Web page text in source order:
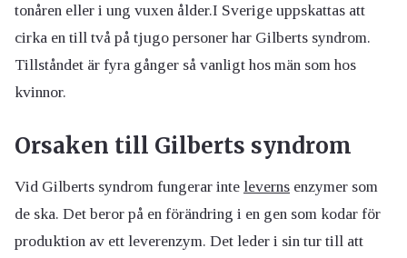
tonåren eller i ung vuxen ålder.I Sverige uppskattas att
cirka en till två på tjugo personer har Gilberts syndrom.
Tillståndet är fyra gånger så vanligt hos män som hos
kvinnor.
Orsaken till Gilberts syndrom
Vid Gilberts syndrom fungerar inte leverns enzymer som
de ska. Det beror på en förändring i en gen som kodar för
produktion av ett leverenzym. Det leder i sin tur till att